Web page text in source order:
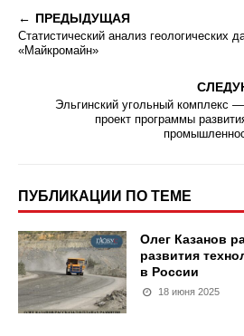
ПРЕДЫДУЩАЯ
Статистический анализ геологических
«Майкромайн»
Эльгинский угольный комплекс
проект программы
ПУБЛИКАЦИИ ПО ТЕМЕ
Олег Казанов
развития
в России
18 июня 2025